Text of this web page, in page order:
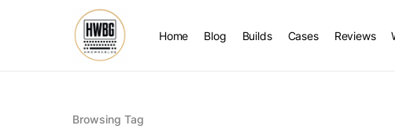
Home Blog Builds Cases Reviews
Browsing Tag